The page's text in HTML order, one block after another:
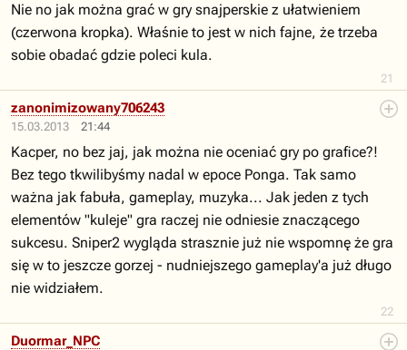
21
Nie no jak można grać w gry snajperskie z ułatwieniem
(czerwona kropka). Właśnie to jest w nich fajne, że trzeba
sobie obadać gdzie poleci kula.
15.03.2013 21:44
22
zanonimizowany706243
Kacper, no bez jaj, jak można nie oceniać gry po grafice?!
Bez tego tkwilibyśmy nadal w epoce Ponga. Tak samo
ważna jak fabuła, gameplay, muzyka... Jak jeden z tych
elementów "kuleje" gra raczej nie odniesie znaczącego
sukcesu. Sniper2 wygląda strasznie już nie wspomnę że gra
się w to jeszcze gorzej - nudniejszego gameplay'a już długo
nie widziałem.
Duormar_NPC